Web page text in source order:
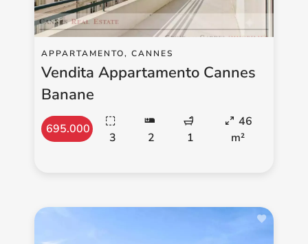
APPARTAMENTO, CANNES
Vendita Appartamento Cannes
Banane
695.000 €
3 2 1
46
m²